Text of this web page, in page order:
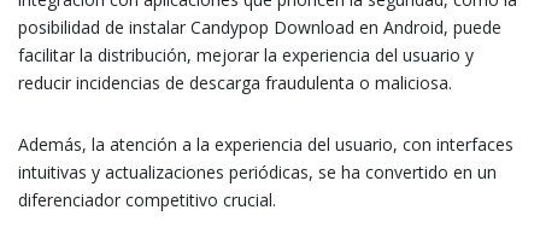
posibilidad de instalar Candypop Download en Android, puede
facilitar la distribución, mejorar la experiencia del usuario y
reducir incidencias de descarga fraudulenta o maliciosa.
Además, la atención a la experiencia del usuario, con interfaces
intuitivas y actualizaciones periódicas, se ha convertido en un
diferenciador competitivo crucial.